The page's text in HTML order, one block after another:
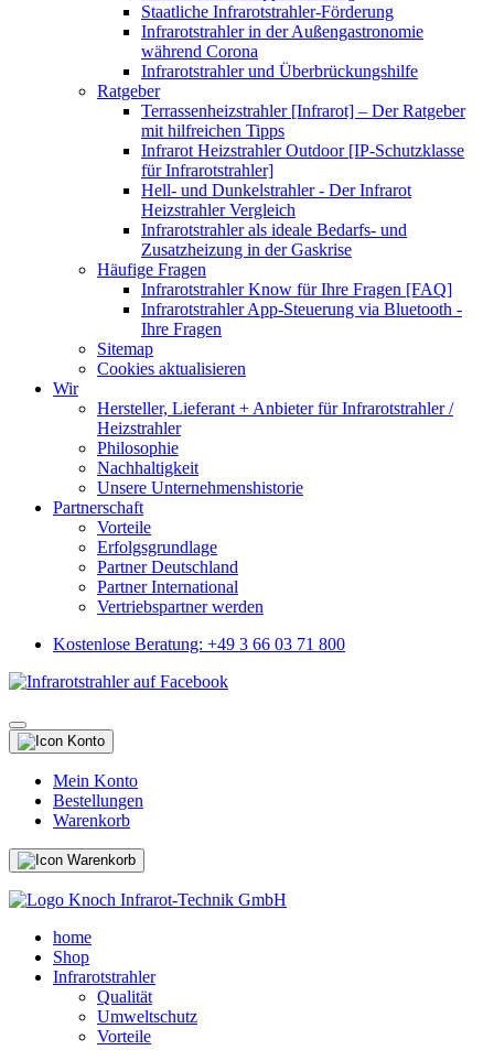
Staatliche Infrarotstrahler-Förderung
Infrarotstrahler in der Außengastronomie
während Corona
Infrarotstrahler und Überbrückungshilfe
Ratgeber
Terrassenheizstrahler [Infrarot] – Der Ratgeber
mit hilfreichen Tipps
Infrarot Heizstrahler Outdoor [IP-Schutzklasse
für Infrarotstrahler]
Hell- und Dunkelstrahler - Der Infrarot
Heizstrahler Vergleich
Infrarotstrahler als ideale Bedarfs- und
Zusatzheizung in der Gaskrise
Häufige Fragen
Infrarotstrahler Know für Ihre Fragen [FAQ]
Infrarotstrahler App-Steuerung via Bluetooth -
Ihre Fragen
Sitemap
Cookies aktualisieren
Wir
Hersteller, Lieferant + Anbieter für Infrarotstrahler /
Heizstrahler
Philosophie
Nachhaltigkeit
Unsere Unternehmenshistorie
Partnerschaft
Vorteile
Erfolgsgrundlage
Partner Deutschland
Partner International
Vertriebspartner werden
Kostenlose Beratung: +49 3 66 03 71 800
Mein Konto
Bestellungen
Warenkorb
home
Shop
Infrarotstrahler
Qualität
Umweltschutz
Vorteile